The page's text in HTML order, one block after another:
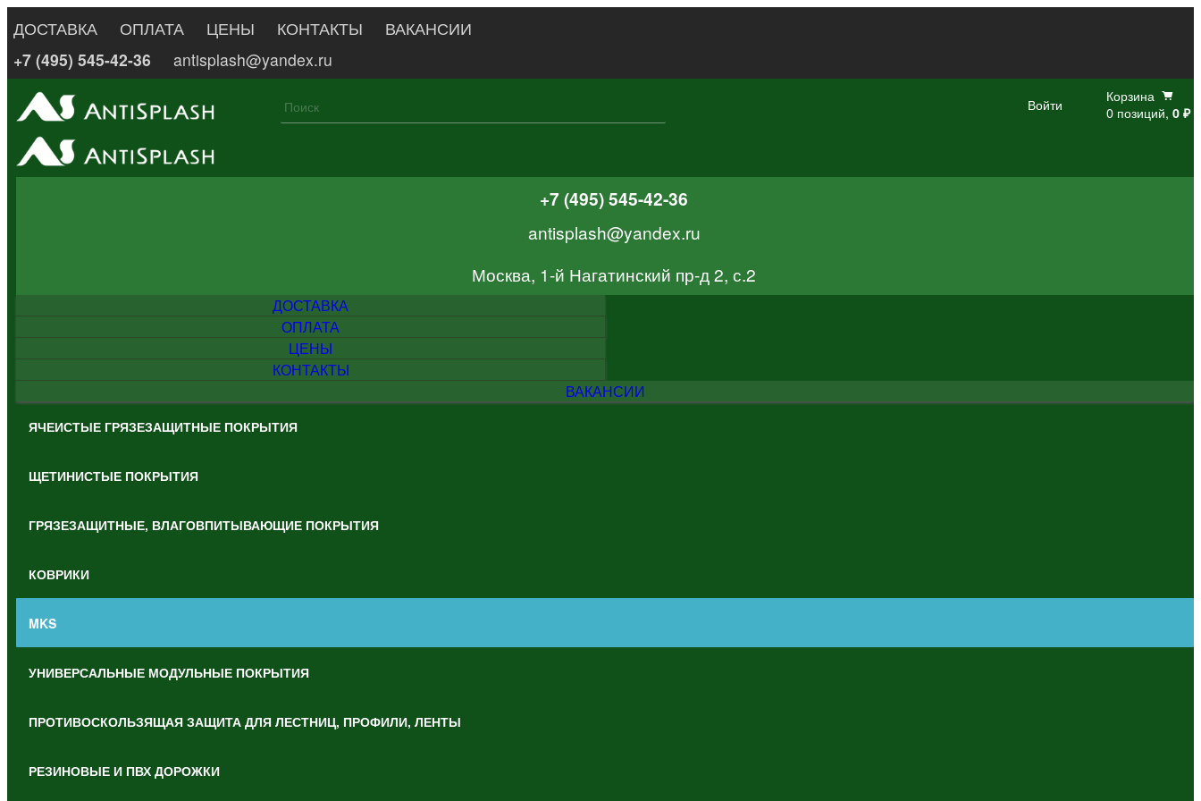
ДОСТАВКА ОПЛАТА ЦЕНЫ КОНТАКТЫ
ВАКАНСИИ
+7 (495) 545-42-36
antisplash@yandex.ru
Войти
Корзина
0 позиций, 0 ₽
+7 (495) 545-42-36
antisplash@yandex.ru
Москва, 1-й Нагатинский пр-д 2, с.2
ДОСТАВКА
ОПЛАТА
ЦЕНЫ
КОНТАКТЫ
ВАКАНСИИ
ЯЧЕИСТЫЕ ГРЯЗЕЗАЩИТНЫЕ ПОКРЫТИЯ
ЩЕТИНИСТЫЕ ПОКРЫТИЯ
ГРЯЗЕЗАЩИТНЫЕ, ВЛАГОВПИТЫВАЮЩИЕ ПОКРЫТИЯ
КОВРИКИ
MKS
УНИВЕРСАЛЬНЫЕ МОДУЛЬНЫЕ ПОКРЫТИЯ
ПРОТИВОСКОЛЬЗЯЩАЯ ЗАЩИТА ДЛЯ ЛЕСТНИЦ, ПРОФИЛИ, ЛЕНТЫ
РЕЗИНОВЫЕ И ПВХ ДОРОЖКИ